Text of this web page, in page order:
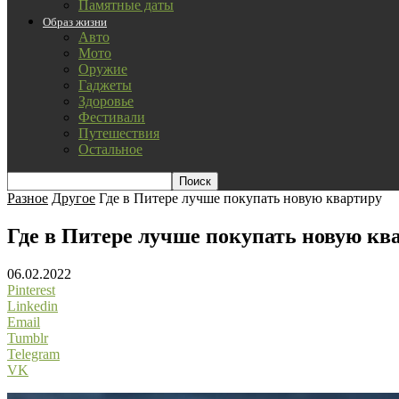
Памятные даты
Образ жизни
Авто
Мото
Оружие
Гаджеты
Здоровье
Фестивали
Путешествия
Остальное
Разное Другое Где в Питере лучше покупать новую квартиру
Где в Питере лучше покупать новую
06.02.2022
Pinterest
Linkedin
Email
Tumblr
Telegram
VK